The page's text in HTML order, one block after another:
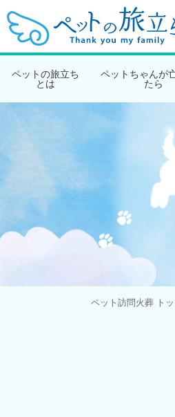
ペットの旅立ち
とは
ペットちゃんが
たら
ペット訪問火葬 ト